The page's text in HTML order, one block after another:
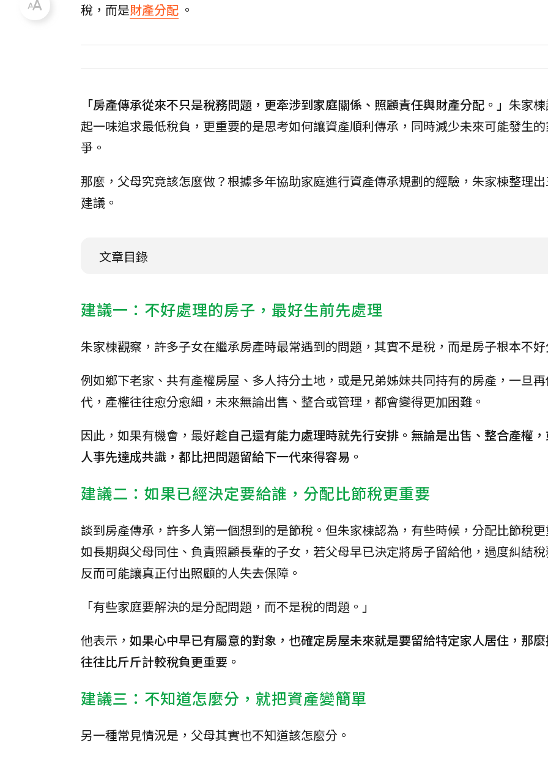
稅，而是財產分配 。
「房產傳承從來不只是稅務問題，更牽涉到家庭關係、照顧責任與財產分配。」 朱家
起一味追求最低稅負，更重要的是思考如何讓資產順利傳承，同時減少未來可能發生
爭。
那麼，父母究竟該怎麼做？根據多年協助家庭進行資產傳承規劃的經驗，朱家棟整理
建議。
文章目錄
建議一：不好處理的房子，最好生前先處理
朱家棟觀察，許多子女在繼承房產時最常遇到的問題，其實不是稅，而是房子根本不
例如鄉下老家、共有產權房屋、多人持分土地，或是兄弟姊妹共同持有的房產，一旦
代，產權往往愈分愈細，未來無論出售、整合或管理，都會變得更加困難。
因此，如果有機會，最好趁自己還有能力處理時就先行安排。無論是出售、整合產權
人事先達成共識，都比把問題留給下一代來得容易。
建議二：如果已經決定要給誰，分配比節稅更重要
談到房產傳承，許多人第一個想到的是節稅。但朱家棟認為，有些時候，分配比節稅
如長期與父母同住、負責照顧長輩的子女，若父母早已決定將房子留給他，過度糾結
反而可能讓真正付出照顧的人失去保障。
「有些家庭要解決的是分配問題，而不是稅的問題。」
他表示， 如果心中早已有屬意的對象，也確定房屋未來就是要留給特定家人居住，那
往往比斤斤計較稅負更重要。
建議三：不知道怎麼分，就把資產變簡單
另一種常見情況是，父母其實也不知道該怎麼分。